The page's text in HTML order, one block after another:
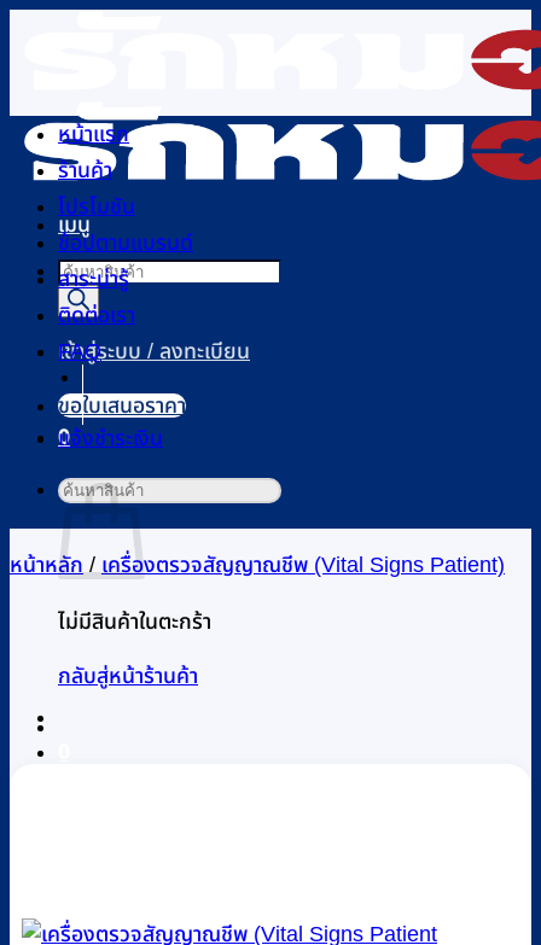
เนื้อหา
เมนู
Products
search
เข้าสู่ระบบ / ลงทะเบียน
0
ไม่มีสินค้าในตะกร้า
กลับสู่หน้าร้านค้า
หน้าแรก
ร้านค้า
โปรโมชัน
ช้อปตามแบรนด์
สาระน่ารู้
ติดต่อเรา
FAQ
ขอใบเสนอราคา
แจ้งชำระเงิน
ค้นหา:
หน้าหลัก / เครื่องตรวจสัญญาณชีพ (Vital Signs Patient)